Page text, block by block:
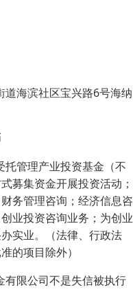
海滨社区宝兴路6号海纳
管理产业投资基金（不
募集资金开展投资活动；
务管理咨询；经济信息咨
业投资咨询业务；为创业
实业。（法律、行政法
的项目除外）
有限公司不是失信被执行